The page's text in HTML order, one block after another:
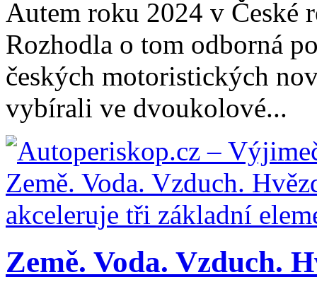
Autem roku 2024 v České
Rozhodla o tom odborná
českých motoristických
vybírali ve dvoukolové...
Země. Voda. Vzduch.